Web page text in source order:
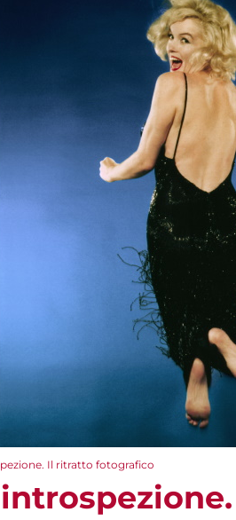
Il ritratto fotografico